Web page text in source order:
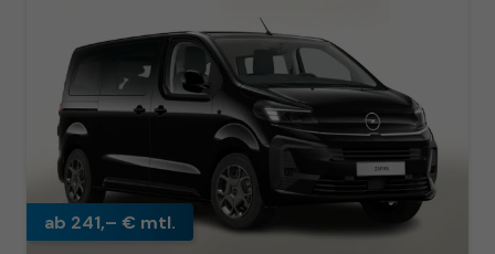
ab 241,– € mtl.